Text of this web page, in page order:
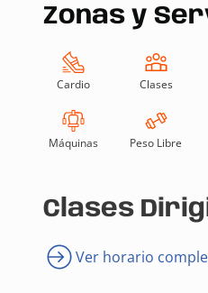
Zonas y
Cardio Clases
Máquinas Peso Libre
Clases
Ver horario